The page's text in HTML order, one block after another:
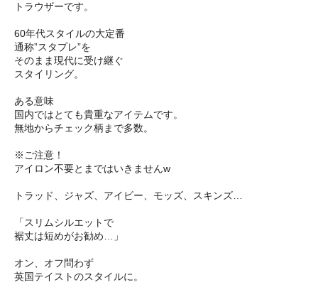
トラウザーです。
60年代スタイルの大定番
通称”スタプレ”を
そのまま現代に受け継ぐ
スタイリング。
ある意味
国内ではとても貴重なアイテムです。
無地からチェック柄まで多数。
※ご注意！
アイロン不要とまではいきませんw
トラッド、ジャズ、アイビー、モッズ、スキンズ…
「スリムシルエットで
裾丈は短めがお勧め…」
オン、オフ問わず
英国テイストのスタイルに。